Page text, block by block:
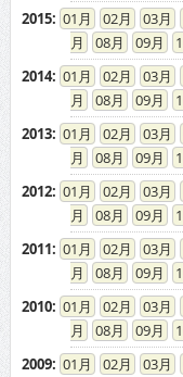
2015: 01 02 03
08
09
2014: 01 02 03
08
09
2013: 01 02 03
08
09
2012: 01 02 03
08
09
2011: 01 02 03
08
09
2010: 01 02 03
08
09
2009: 01 02 03